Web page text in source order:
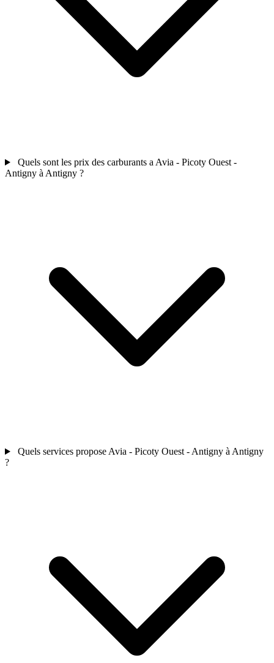
Quels sont les prix des carburants a Avia - Picoty Ouest -
Antigny à Antigny ?
Quels services propose Avia - Picoty Ouest - Antigny à Antigny
?